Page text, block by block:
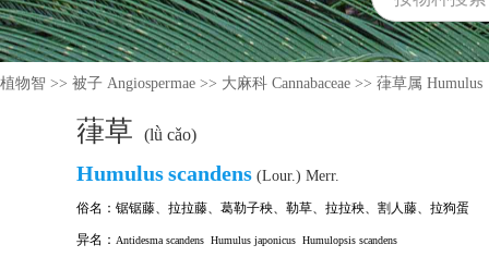
植物智 >> 被子 Angiospermae >> 大麻科 Cannabaceae >> 葎草属 Humulus
葎草 (lǜ cǎo)
Humulusscandens (Lour.) Merr.
俗名： 锯锯藤、 拉拉藤、 葛勒子秧、 勒草、 拉拉秧、 割人藤、 拉狗蛋
异名： Antidesma scandens Humulus japonicus Humulopsis scandens